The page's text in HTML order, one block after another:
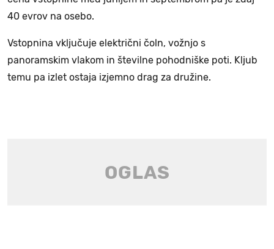
40 evrov na osebo.
Vstopnina vključuje električni čoln, vožnjo s
panoramskim vlakom in številne pohodniške poti. Kljub
temu pa izlet ostaja izjemno drag za družine.